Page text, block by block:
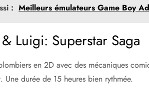
: Meilleurs émulateurs Game Boy
Luigi: Superstar Saga
en 2D avec des mécaniques
Une durée de 15 heures bien rythmée.